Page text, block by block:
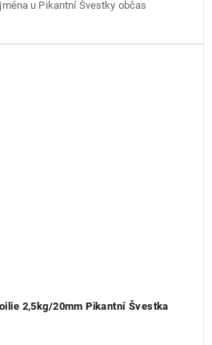
u Pikantní Švestky občas
2,5kg/20mm Pikantní Švestka